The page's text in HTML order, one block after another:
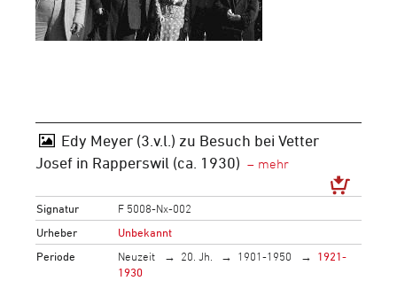
Edy Meyer (3.v.l.) zu Besuch bei Vetter
Josef in Rapperswil (ca. 1930)
Signatur
F 5008-Nx-002
Urheber
Unbekannt
Periode
Neuzeit 20. Jh. 1901-1950
1921-
1930